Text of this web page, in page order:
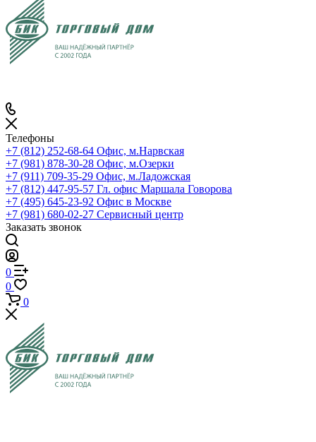
Телефоны
+7 (812) 252-68-64 Офис, м.Нарвская
+7 (981) 878-30-28 Офис, м.Озерки
+7 (911) 709-35-29 Офис, м.Ладожская
+7 (812) 447-95-57 Гл. офис Маршала Говорова
+7 (495) 645-23-92 Офис в Москве
+7 (981) 680-02-27 Сервисный центр
Заказать звонок
0
0
0